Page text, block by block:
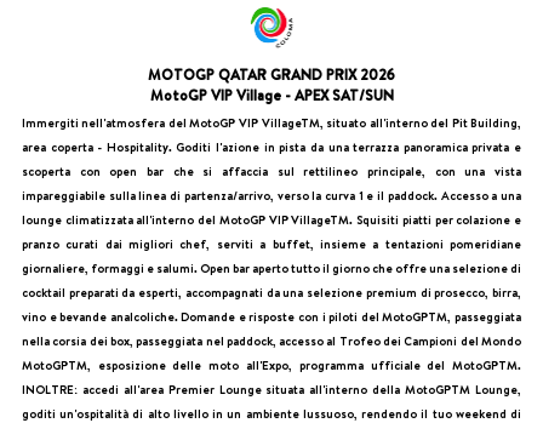
MOTOGP QATAR GRAND PRIX 2026
MotoGP VIP Village - APEX SAT/SUN
Immergiti nell'atmosfera del MotoGP VIP VillageTM, situato all'interno del Pit Building,
area coperta - Hospitality. Goditi l'azione in pista da una terrazza panoramica privata e
scoperta con open bar che si affaccia sul rettilineo principale, con una vista
impareggiabile sulla linea di partenza/arrivo, verso la curva 1 e il paddock. Accesso a una
lounge climatizzata all'interno del MotoGP VIP VillageTM. Squisiti piatti per colazione e
pranzo curati dai migliori chef, serviti a buffet, insieme a tentazioni pomeridiane
giornaliere, formaggi e salumi. Open bar aperto tutto il giorno che offre una selezione di
cocktail preparati da esperti, accompagnati da una selezione premium di prosecco, birra,
vino e bevande analcoliche. Domande e risposte con i piloti del MotoGPTM, passeggiata
nella corsia dei box, passeggiata nel paddock, accesso al Trofeo dei Campioni del Mondo
MotoGPTM, esposizione delle moto all'Expo, programma ufficiale del MotoGPTM.
INOLTRE: accedi all'area Premier Lounge situata all'interno della MotoGPTM Lounge,
goditi un'ospitalità di alto livello in un ambiente lussuoso, rendendo il tuo weekend di